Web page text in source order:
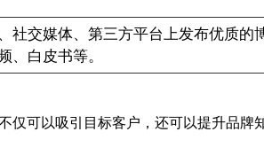
社交媒体、第三方平台上发布优质的
、白皮书等。
仅可以吸引目标客户，还可以提升品牌